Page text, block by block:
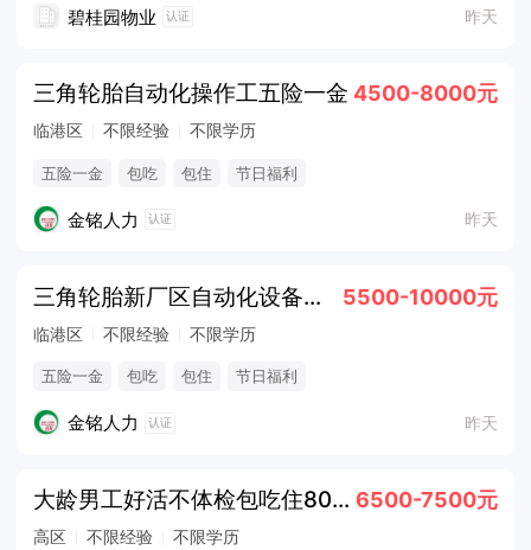
碧桂园物业 认证 昨天
三角轮胎自动化操作工五险一金 4500-8000元
临港区 不限经验 不限学历
五险一金 包吃 包住 节日福利
金铭人力 认证 昨天
三角轮胎新厂区自动化设备操作技师 5500-10000元
临港区 不限经验 不限学历
五险一金 包吃 包住 节日福利
金铭人力 认证 昨天
大龄男工好活不体检包吃住8000 6500-7500元
高区 不限经验 不限学历